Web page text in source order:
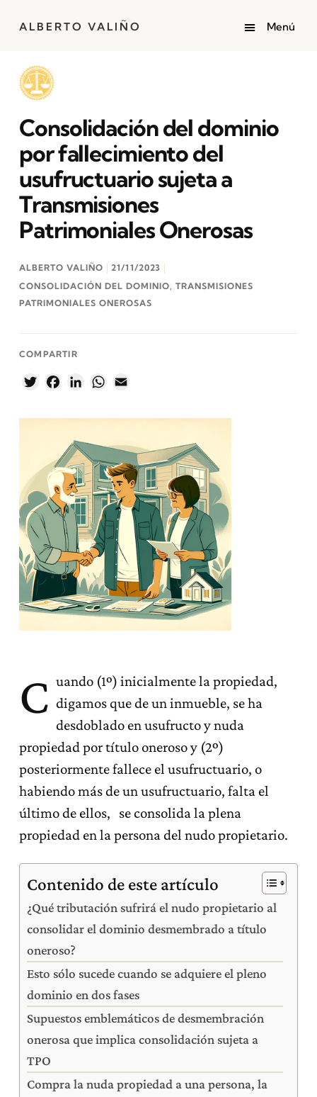
ALBERTO VALIÑO
Consolidación del dominio
por fallecimiento del
usufructuario sujeta a
Transmisiones
Patrimoniales Onerosas
ALBERTO VALIÑO
21/11/2023
CONSOLIDACIÓN DEL DOMINIO, TRANSMISIONES
PATRIMONIALES ONEROSAS
COMPARTIR
TwitterFacebookLinkedInWhatsApp
C uando (1º) inicialmente la propiedad,
digamos que de un inmueble, se ha
desdoblado en usufructo y nuda
propiedad por título oneroso y (2º)
posteriormente fallece el usufructuario, o
habiendo más de un usufructuario, falta el
último de ellos, se consolida la plena
propiedad en la persona del nudo propietario.
Contenido de este artículo
¿Qué tributación sufrirá el nudo propietario al
consolidar el dominio desmembrado a título
oneroso?
Esto sólo sucede cuando se adquiere el pleno
dominio en dos fases
Supuestos emblemáticos de desmembración
onerosa que implica consolidación sujeta a
TPO
Compra la nuda propiedad a una persona, la